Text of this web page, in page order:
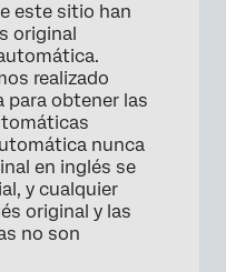
este sitio han
original
realizado
para obtener las
nunca
en inglés se
y cualquier
original y las
no son